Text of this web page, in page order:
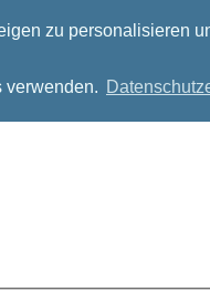
zu personalisieren
verwenden.